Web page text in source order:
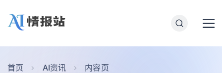
首页 AI资讯 内容页